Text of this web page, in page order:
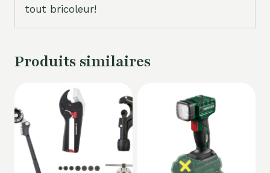
tout bricoleur!
Produits similaires